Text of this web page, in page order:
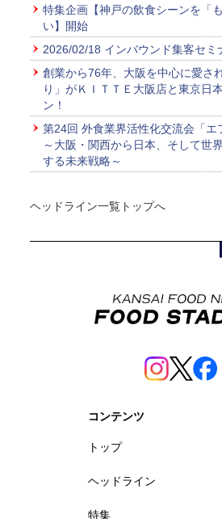
特集企画【神戸の飲食シーンを「
い】開始
2026/02/18 インバウンド集客セミ
創業から76年、大阪を中心に愛さ
り」がＫＩＴＴＥ大阪店と東京日
ン！
第24回 外食業界活性化交流会「エ
～大阪・関西から日本、そして世
する未来戦略～
ヘッドライン一覧トップへ
コンテンツ
トップ
ヘッドライン
特集